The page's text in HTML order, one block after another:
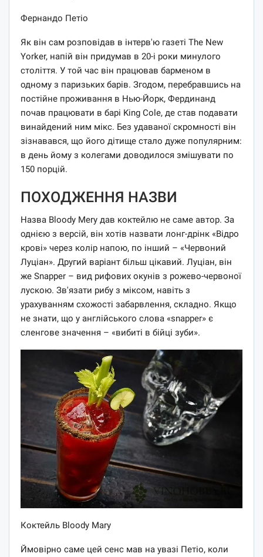
Фернандо Петіо
Як він сам розповідав в інтерв'ю газеті The New
Yorker, напій він придумав в 20-і роки минулого
століття. У той час він працював барменом в
одному з паризьких барів. Згодом, перебравшись на
постійне проживання в Нью-Йорк, Фердинанд
почав працювати в барі King Cole, де став подавати
винайдений ним мікс. Без удаваної скромності він
зізнавався, що його дітище стало дуже популярним:
в день йому з колегами доводилося змішувати по
150 порцій.
ПОХОДЖЕННЯ НАЗВИ
Назва Bloody Mery дав коктейлю не саме автор. За
однією з версій, він хотів назвати лонг-дрінк «Відро
крові» через колір напою, по інший – «Червоний
Луціан». Другий варіант більш цікавий. Луціан, він
же Snapper – вид рифових окунів з рожево-червоної
лускою. Зв'язати рибу з міксом, навіть з
урахуванням схожості забарвлення, складно. Якщо
не знати, що у англійського слова «snapper» є
сленгове значення – «вибиті в бійці зуби».
Коктейль Bloody Mary
Ймовірно саме цей сенс мав на увазі Петіо, коли